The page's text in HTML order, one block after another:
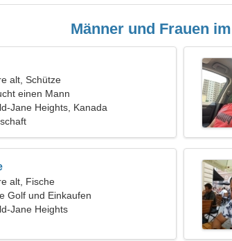
Männer und Frauen
alt, Schütze
einen Mann
Jane Heights, Kanada
alt, Fische
Golf und Einkaufen
Jane Heights